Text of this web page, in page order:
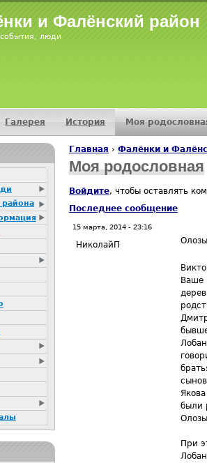
и Фалёнский район
люди
Вы здесь
Главная › Фалёнки и
Моя родословная
Войдите, чтобы оставлять
Последнее сообщение
15 марта, 2014 - 23:16
НиколайП Олозы
Ваше
были
При
Галерея История Моя
района